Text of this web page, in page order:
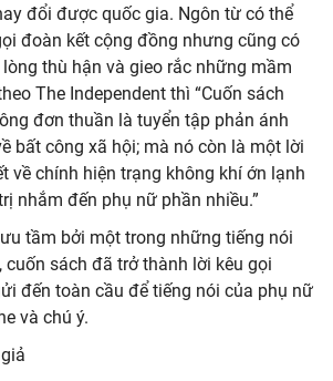
đổi được quốc gia. Ngôn từ có thể
đoàn kết cộng đồng nhưng cũng có
thù hận và gieo rắc những mầm
The Independent thì “Cuốn sách
đơn thuần là tuyển tập phản ánh
bất công xã hội; mà nó còn là một lời
về chính hiện trạng không khí ớn lạnh
nhắm đến phụ nữ phần nhiều.”
tầm bởi một trong những tiếng nói
cuốn sách đã trở thành lời kêu gọi
đến toàn cầu để tiếng nói của phụ nữ
và chú ý.